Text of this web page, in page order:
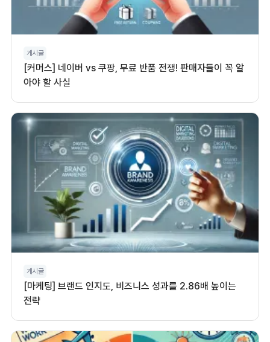
게시글
[커머스] 네이버 vs 쿠팡, 무료 반품 전쟁! 판매자들이 꼭 알
아야 할 사실
게시글
[마케팅] 브랜드 인지도, 비즈니스 성과를 2.86배 높이는
전략